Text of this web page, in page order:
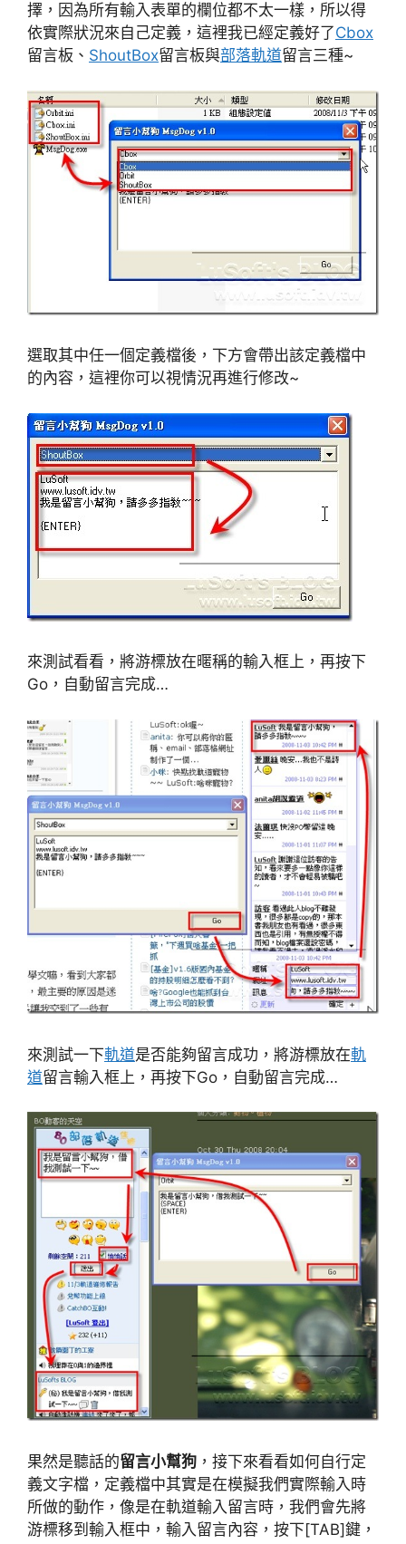
擇，因為所有輸入表單的欄位都不太一樣，所以得
依實際狀況來自己定義，這裡我已經定義好了Cbox
留言板、 ShoutBox留言板與部落軌道留言三種~
選取其中任一個定義檔後，下方會帶出該定義檔中
的內容，這裡你可以視情況再進行修改~
來測試看看，將游標放在暱稱的輸入框上，再按下
Go，自動留言完成…
來測試一下軌道是否能夠留言成功，將游標放在軌
道留言輸入框上，再按下Go，自動留言完成…
果然是聽話的留言小幫狗 ，接下來看看如何自行定
義文字檔，定義檔中其實是在模擬我們實際輸入時
所做的動作，像是在軌道輸入留言時，我們會先將
游標移到輸入框中，輸入留言內容，按下[TAB]鍵，